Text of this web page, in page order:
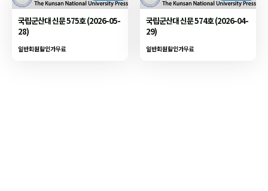
국립군산대 신문 575호 (2026-05-
28)
일반회원할인가무료
국립군산대 신문 574호 (2026-04-
29)
일반회원할인가무료